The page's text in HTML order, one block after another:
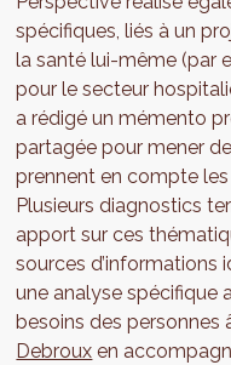
spécifiques, liés à un
la santé lui-même (par
pour le secteur
a rédigé un mémento
partagée pour mener
prennent en compte
Plusieurs diagnostics
apport sur ces
sources d’informations
une analyse spécifique
besoins des personnes
Debroux en